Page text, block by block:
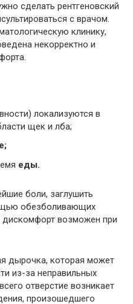
сделать рентгеновский
с врачом.
клинику,
некорректно и
локализуются в
щек и лба;
еды.
боли, заглушить
обезболивающих
возможен при
дырочка, которая может
из-за неправильных
отверстие возникает
произошедшего